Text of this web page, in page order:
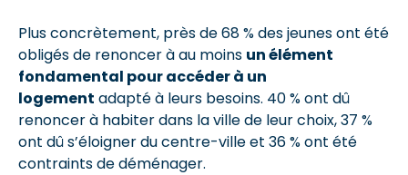
Plus concrètement, près de 68 % des jeunes ont été
obligés de renoncer à au moins un élément
fondamental pour accéder à un
logement adapté à leurs besoins. 40 % ont dû
renoncer à habiter dans la ville de leur choix, 37 %
ont dû s’éloigner du centre-ville et 36 % ont été
contraints de déménager.